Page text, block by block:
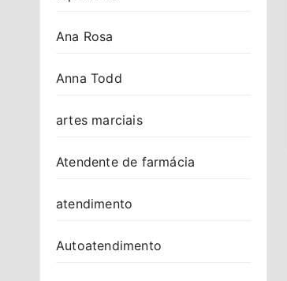
Ana Rosa
Anna Todd
artes marciais
Atendente de farmácia
atendimento
Autoatendimento